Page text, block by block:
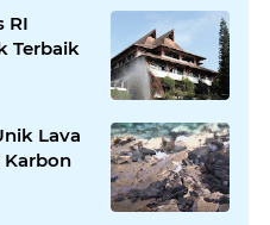
RI
Terbaik
Lava
Karbon